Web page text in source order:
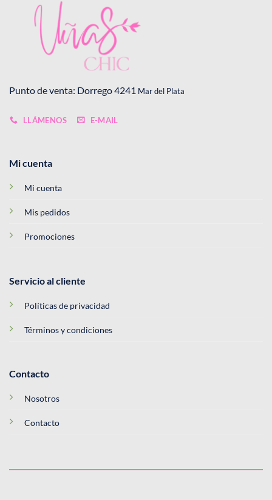
Punto de venta: Dorrego 4241 Mar del Plata
LLÁMENOS E-MAIL
Mi cuenta
Mi cuenta
Mis pedidos
Promociones
Servicio al cliente
Políticas de privacidad
Términos y condiciones
Contacto
Nosotros
Contacto